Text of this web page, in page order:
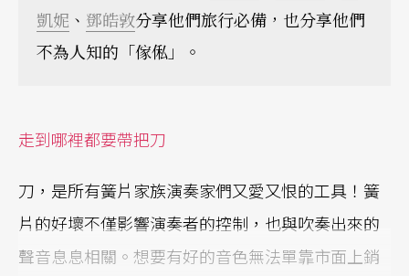
凱妮 、 鄧皓敦分享他們旅行必備，也分享他們
不為人知的「傢俬」。
走到哪裡都要帶把刀
刀，是所有簧片家族演奏家們又愛又恨的工具！簧
片的好壞不僅影響演奏者的控制，也與吹奏出來的
聲音息息相關。想要有好的音色無法單靠市面上銷